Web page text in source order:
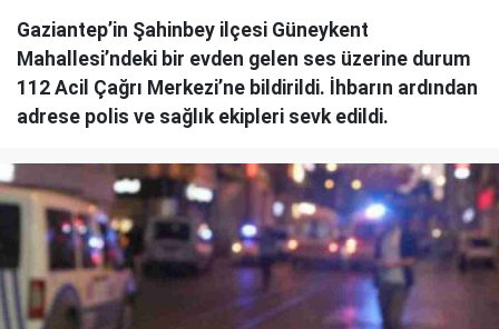
Gaziantep’in Şahinbey ilçesi Güneykent
Mahallesi’ndeki bir evden gelen ses üzerine durum
112 Acil Çağrı Merkezi’ne bildirildi. İhbarın ardından
adrese polis ve sağlık ekipleri sevk edildi.